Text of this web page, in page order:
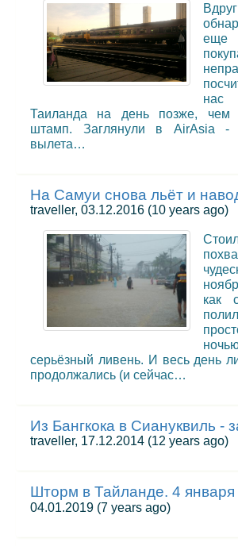
Таиланда на день позже, чем
штамп. Заглянули в AirAsia -
вылета…
На Самуи снова льёт и
traveller, 03.12.2016 (10 years ago)
как
серьёзный ливень. И весь день
продолжались (и сейчас…
Из Бангкока в Сиануквиль -
traveller, 17.12.2014 (12 years ago)
Шторм в Тайланде. 4 января
04.01.2019 (7 years ago)